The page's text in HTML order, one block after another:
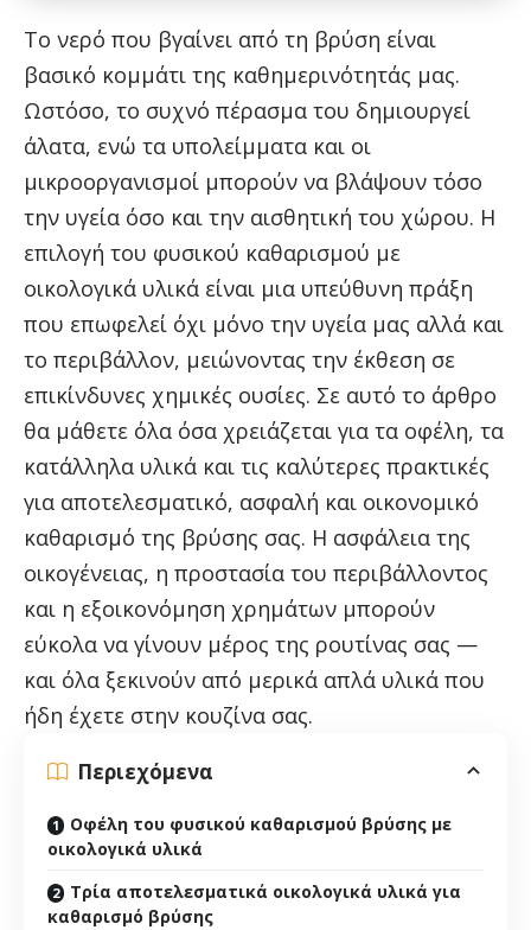
Το νερό που βγαίνει από τη βρύση είναι
βασικό κομμάτι της καθημερινότητάς μας.
Ωστόσο, το συχνό πέρασμα του δημιουργεί
άλατα, ενώ τα υπολείμματα και οι
μικροοργανισμοί μπορούν να βλάψουν τόσο
την υγεία όσο και την αισθητική του χώρου. Η
επιλογή του φυσικού καθαρισμού με
οικολογικά υλικά είναι μια υπεύθυνη πράξη
που επωφελεί όχι μόνο την υγεία μας αλλά και
το περιβάλλον, μειώνοντας την έκθεση σε
επικίνδυνες χημικές ουσίες. Σε αυτό το άρθρο
θα μάθετε όλα όσα χρειάζεται για τα οφέλη, τα
κατάλληλα υλικά και τις καλύτερες πρακτικές
για αποτελεσματικό, ασφαλή και οικονομικό
καθαρισμό της βρύσης σας. Η ασφάλεια της
οικογένειας, η προστασία του περιβάλλοντος
και η εξοικονόμηση χρημάτων μπορούν
εύκολα να γίνουν μέρος της ρουτίνας σας —
και όλα ξεκινούν από μερικά απλά υλικά που
ήδη έχετε στην κουζίνα σας.
Περιεχόμενα
Οφέλη του φυσικού καθαρισμού βρύσης με
οικολογικά υλικά
Τρία αποτελεσματικά οικολογικά υλικά για
καθαρισμό βρύσης